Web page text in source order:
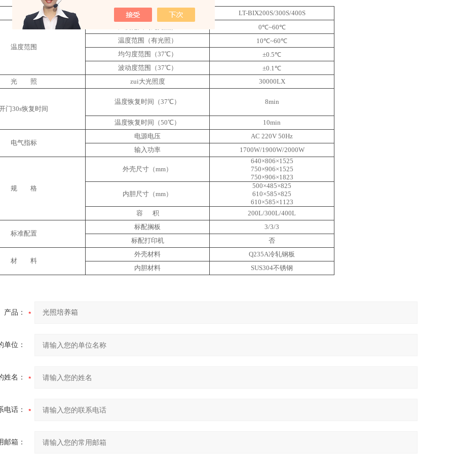
LT-BIX200S/300S/400S
温度范围
0℃~60℃
温度范围（有光照）
10℃~60℃
均匀度范围（37℃）
±0.5℃
波动度范围（37℃）
±0.1℃
光 照
zui大光照度 30000LX
门30s恢复时间
温度恢复时间（37℃） 8min
温度恢复时间（50℃） 10min
电气指标
电源电压
AC 220V 50Hz
输入功率
1700W/1900W/2000W
规 格
外壳尺寸（mm）
640×806×1525
750×906×1525
750×906×1823
内胆尺寸（mm）
500×485×825
610×585×825
610×585×1123
容 积
200L/300L/400L
标准配置
标配搁板
3/3/3
标配打印机
否
材 料
外壳材料
Q235A冷轧钢板
内胆材料
SUS304不锈钢
产品：
单位：
姓名：
电话：
邮箱：